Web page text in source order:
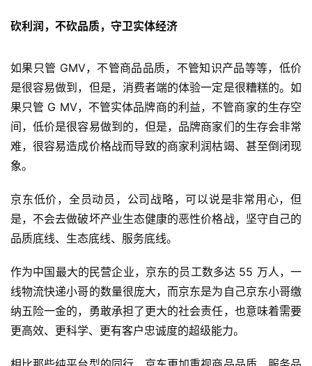
首
页
砍利润，不砍品质，守卫实体经济
如果只管 GMV，不管商品品质，不管知识产品等等，低价
是很容易做到，但是，消费者端的体验一定是很糟糕的。如
果只管 G MV，不管实体品牌商的利益，不管商家的生存空
间，低价是很容易做到的，但是，品牌商家们的生存会非常
难，很容易造成价格战而导致的商家利润枯竭、甚至倒闭现
象。
京东低价，全员动员，公司战略，可以说是非常用心，但
是，不会去做破坏产业生态健康的恶性价格战，坚守自己的
品质底线、生态底线、服务底线。
作为中国最大的民营企业，京东的员工数多达 55 万人，一
线物流快递小哥的数量很庞大，而京东是为自己京东小哥缴
纳五险一金的，勇敢承担了更大的社会责任，也意味着需要
更高效、更科学、更有客户忠诚度的超级能力。